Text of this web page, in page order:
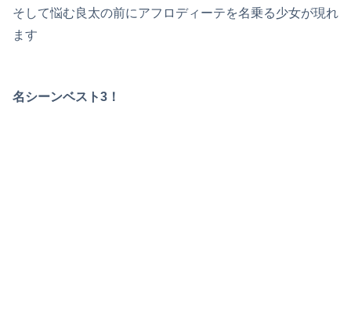
そして悩む良太の前にアフロディーテを名乗る少女が現れ
ます
名シーンベスト3！